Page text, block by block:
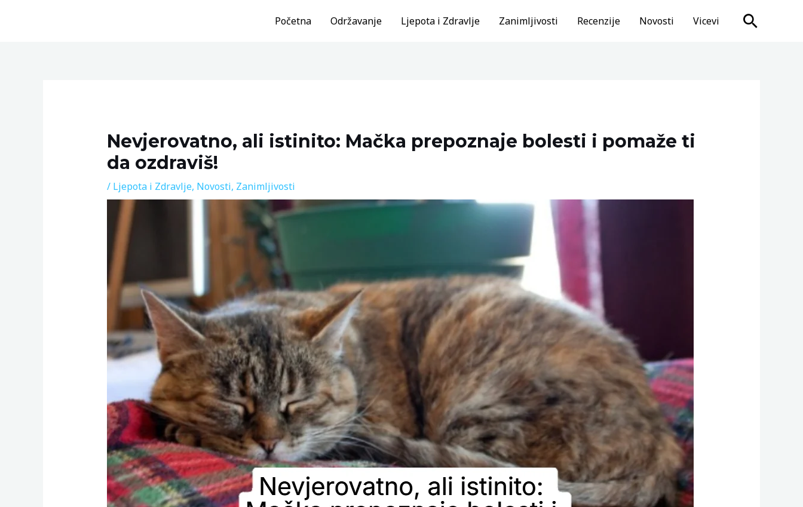
Početna Održavanje Ljepota i Zdravlje Zanimljivosti Recenzije Novosti Vicevi Search
Nevjerovatno, ali istinito: Mačka prepoznaje bolesti i pomaže ti
da ozdraviš!
/ Ljepota i Zdravlje, Novosti, Zanimljivosti